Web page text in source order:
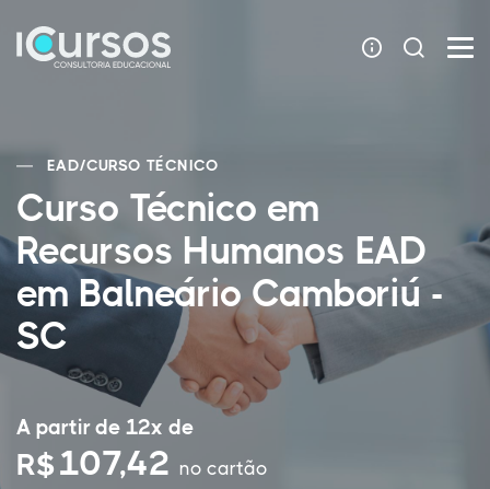
EAD/CURSO TÉCNICO
Curso Técnico em
Recursos Humanos EAD
em Balneário Camboriú -
SC
A partir de 12x de
R$107,42 no cartão